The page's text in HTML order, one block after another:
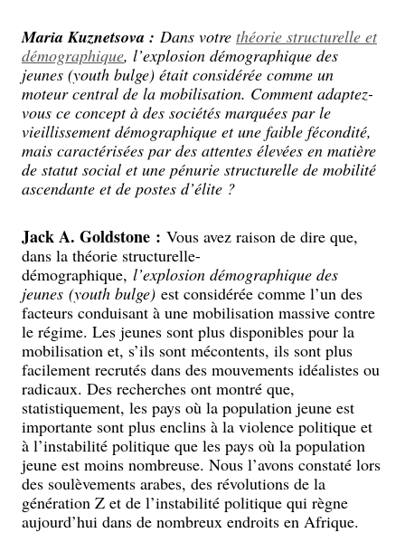
Maria Kuznetsova : Dans votre théorie structurelle et
démographique, l’explosion démographique des
jeunes (youth bulge) était considérée comme un
moteur central de la mobilisation. Comment adaptez-
vous ce concept à des sociétés marquées par le
vieillissement démographique et une faible fécondité,
mais caractérisées par des attentes élevées en matière
de statut social et une pénurie structurelle de mobilité
ascendante et de postes d’élite ?
Jack A. Goldstone : Vous avez raison de dire que,
dans la théorie structurelle-
démographique, l’explosion démographique des
jeunes (youth bulge) est considérée comme l’un des
facteurs conduisant à une mobilisation massive contre
le régime. Les jeunes sont plus disponibles pour la
mobilisation et, s’ils sont mécontents, ils sont plus
facilement recrutés dans des mouvements idéalistes ou
radicaux. Des recherches ont montré que,
statistiquement, les pays où la population jeune est
importante sont plus enclins à la violence politique et
à l’instabilité politique que les pays où la population
jeune est moins nombreuse. Nous l’avons constaté lors
des soulèvements arabes, des révolutions de la
génération Z et de l’instabilité politique qui règne
aujourd’hui dans de nombreux endroits en Afrique.